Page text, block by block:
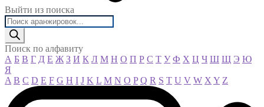
Выйти из поиска
Поиск
товаров
Поиск по алфавиту
А Б В Г Д Е Ж З И К Л М Н О П Р С Т У Ф Х Ц Ч Ш Щ Э Ю
Я
A B C D E F G H I J K L M N O P Q R S T U V W X Y Z